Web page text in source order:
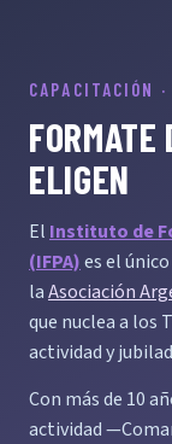
CAPACITACIÓN
ELIGEN
El Instituto de
(IFPA)es el
laAsociación
que nuclea a los
actividad y
Con más de 10
actividad